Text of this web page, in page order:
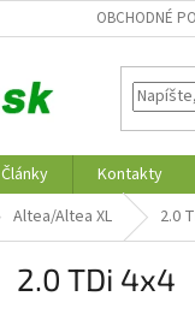
OBCHODNÉ
Články
Kontakty
Altea/Altea XL 2.0
2.0 TDi 4x4